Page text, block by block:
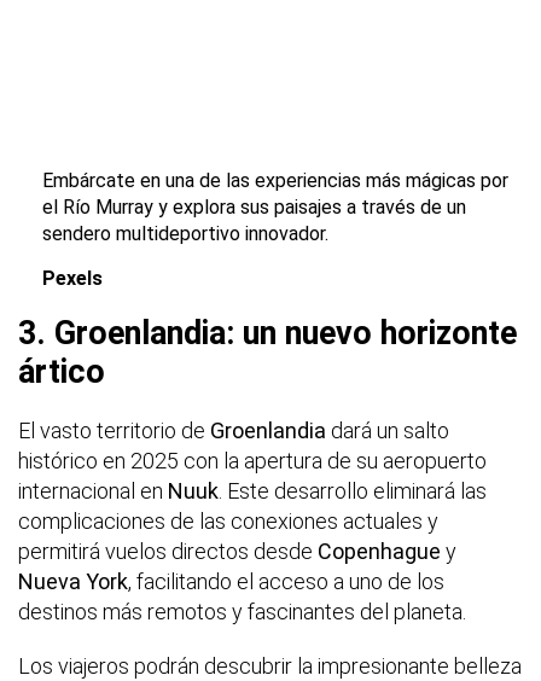
Embárcate en una de las experiencias más mágicas por
el Río Murray y explora sus paisajes a través de un
sendero multideportivo innovador.
Pexels
3. Groenlandia: un nuevo horizonte
ártico
El vasto territorio de Groenlandia dará un salto
histórico en 2025 con la apertura de su aeropuerto
internacional en Nuuk . Este desarrollo eliminará las
complicaciones de las conexiones actuales y
permitirá vuelos directos desde Copenhague y
Nueva York, facilitando el acceso a uno de los
destinos más remotos y fascinantes del planeta.
Los viajeros podrán descubrir la impresionante belleza